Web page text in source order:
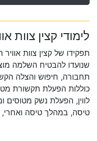
לימודי קצין צוות
תפקידו של קצין צוות
שנועדו להבטיח השלמה
תחבורה, חיפוש והצלה
כוללות הפעלת תקשורת
לווין, הפעלת נשק מטוסים
טיסה, במהלך טיסה ואחרי,